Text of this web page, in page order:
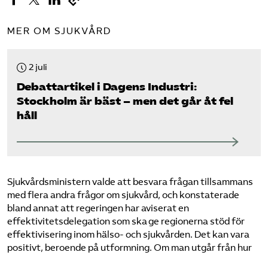
MER OM SJUKVÅRD
2 juli
Debattartikel i Dagens Industri:
Stockholm är bäst – men det går åt fel
håll
Sjukvårdsministern valde att besvara frågan tillsammans
med flera andra frågor om sjukvård, och konstaterade
bland annat att regeringen har aviserat en
effektivitetsdelegation som ska ge regionerna stöd för
effektivisering inom hälso- och sjukvården. Det kan vara
positivt, beroende på utformning. Om man utgår från hur